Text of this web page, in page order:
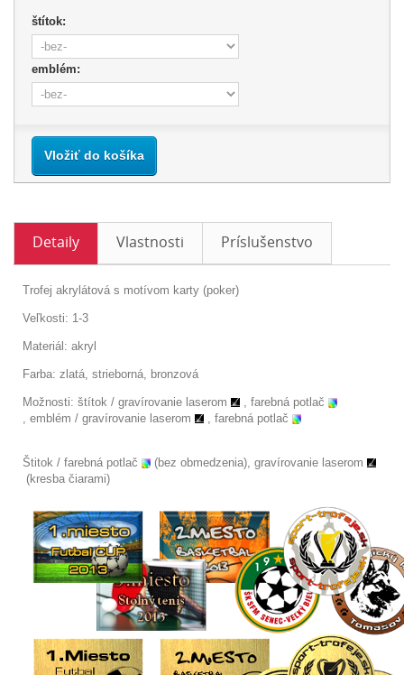
štítok:
emblém:
Vložiť do košíka
Detaily Vlastnosti Príslušenstvo
Trofej akrylátová s motívom karty (poker)
Veľkosti: 1-3
Materiál: akryl
Farba: zlatá, strieborná, bronzová
Možnosti: štítok / gravírovanie laserom
, farebná potlač
emblém / gravírovanie laserom , farebná potlač
Štitok / farebná potlač
(bez obmedzenia), gravírovanie laserom
(kresba čiarami)